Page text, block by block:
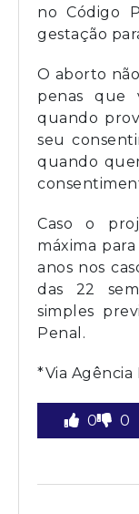
no Código
gestação
O aborto
penas que
quando
seu
quando
Caso o
máxima
anos nos
das 22
simples
Penal.
*Via Agência
0 0